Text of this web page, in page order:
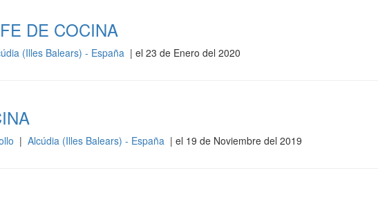
DE COCINA
(Illes Balears) - España | el 23 de Enero del 2020
| Alcúdia (Illes Balears) - España | el 19 de Noviembre del 2019